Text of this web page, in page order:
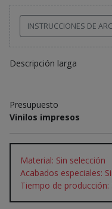
INSTRUCCIONES DE
Descripción larga
Presupuesto
Vinilos impresos
Material: Sin selección
Acabados especiales:
Tiempo de producción: